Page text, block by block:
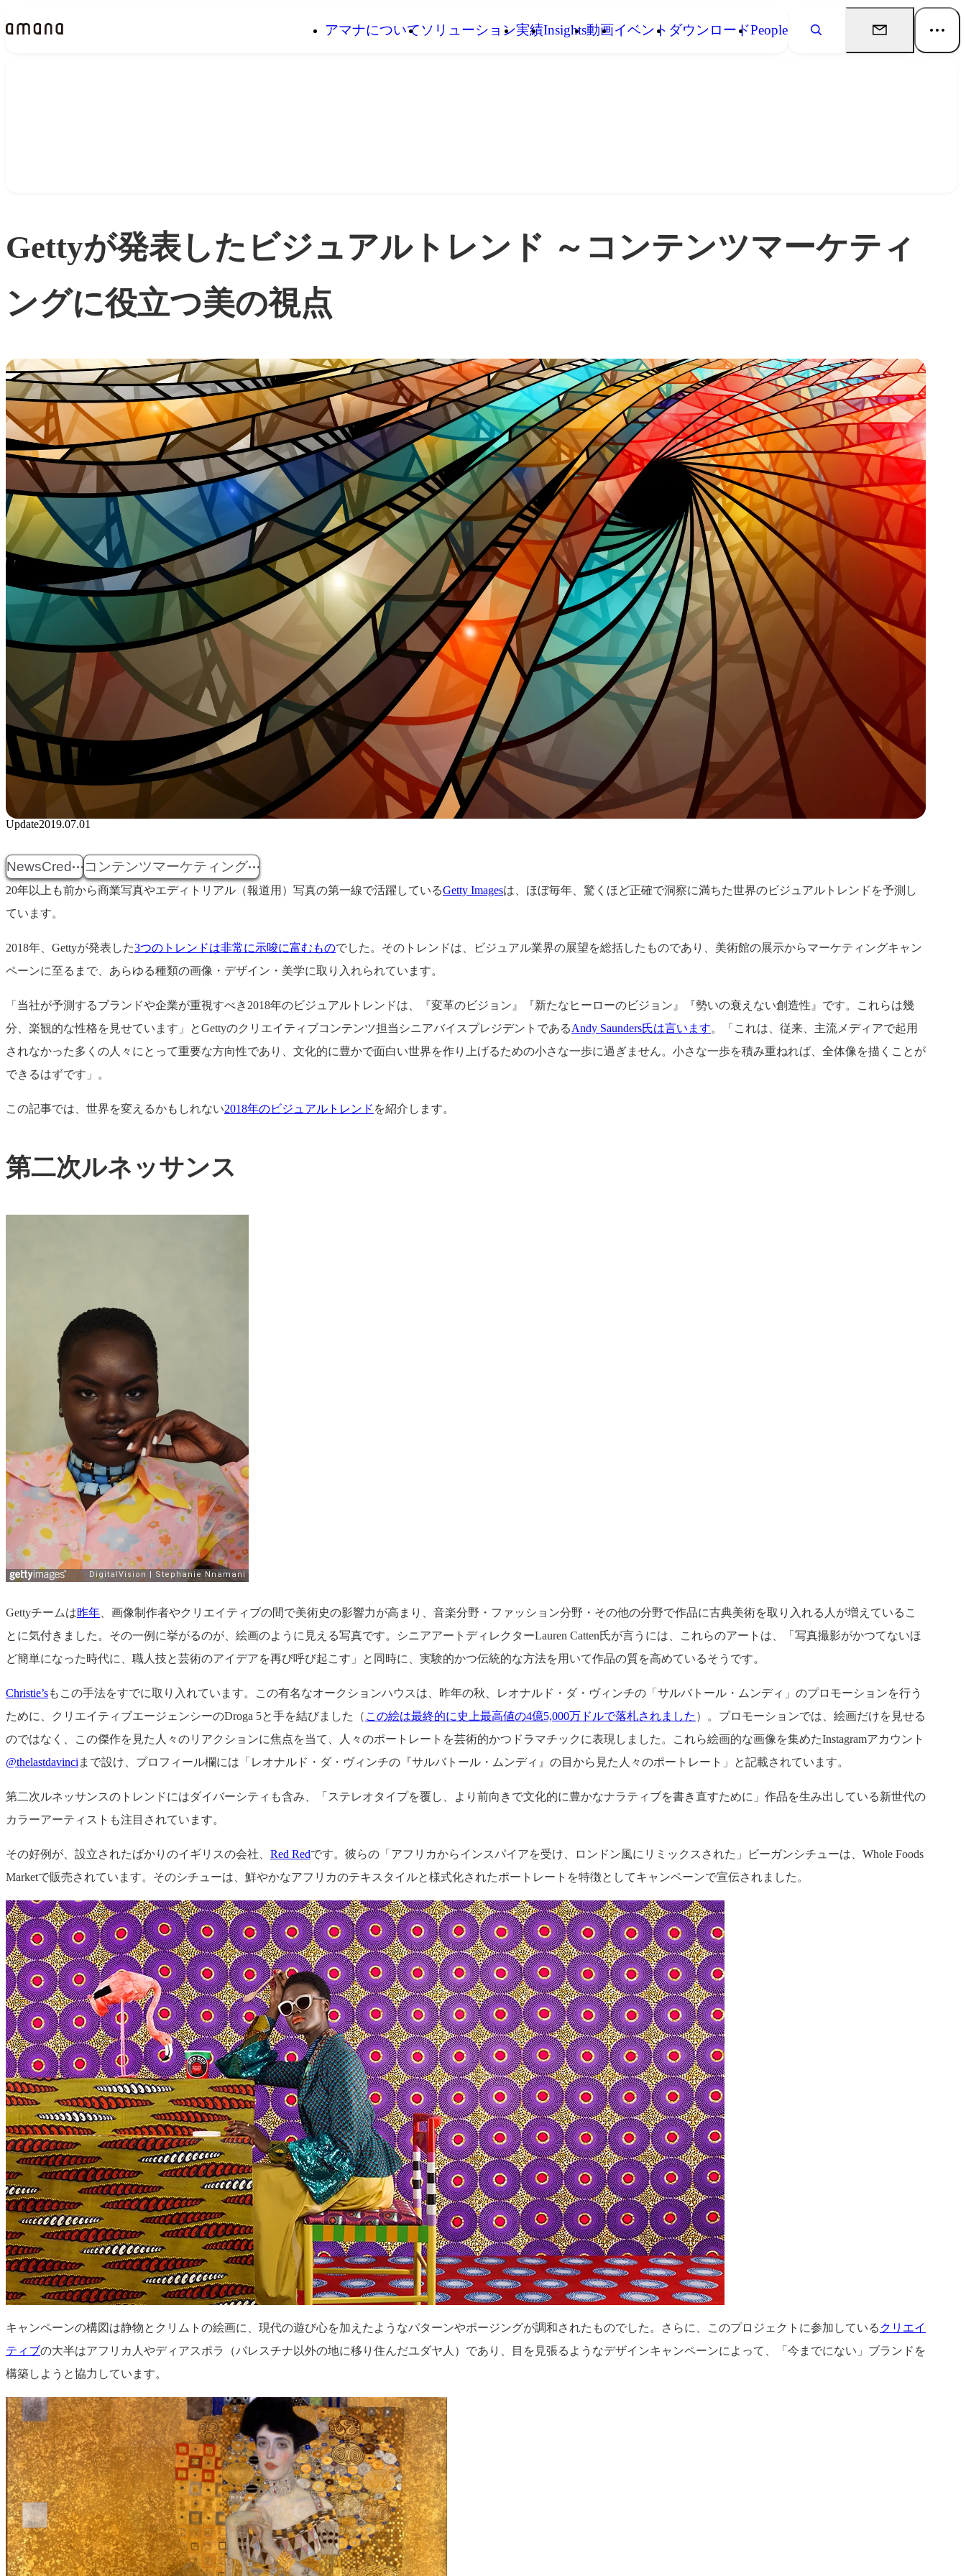
アマナについてソリューション実績Insights動画イベント ダウンロードPeople
Gettyが発表したビジュアルトレンド ～コンテンツマーケティ
ングに役立つ美の視点
Update2019.07.01
NewsCred コンテンツマーケティング
20年以上も前から商業写真やエディトリアル（報道用）写真の第一線で活躍しているGetty Imagesは、ほぼ毎年、驚くほど正確で洞察に満ちた世界のビジュアルトレンドを予測し
ています。
2018年、Gettyが発表した3つのトレンドは非常に示唆に富むものでした。そのトレンドは、ビジュアル業界の展望を総括したものであり、美術館の展示からマーケティングキャン
ペーンに至るまで、あらゆる種類の画像・デザイン・美学に取り入れられています。
「当社が予測するブランドや企業が重視すべき2018年のビジュアルトレンドは、『変革のビジョン』『新たなヒーローのビジョン』『勢いの衰えない創造性』です。これらは幾
分、楽観的な性格を見せています」とGettyのクリエイティブコンテンツ担当シニアバイスプレジデントであるAndy Saunders氏は言います。「これは、従来、主流メディアで起用
されなかった多くの人々にとって重要な方向性であり、文化的に豊かで面白い世界を作り上げるための小さな一歩に過ぎません。小さな一歩を積み重ねれば、全体像を描くことが
できるはずです」。
この記事では、世界を変えるかもしれない2018年のビジュアルトレンド を紹介します。
第二次ルネッサンス
Gettyチームは昨年 、画像制作者やクリエイティブの間で美術史の影響力が高まり、音楽分野・ファッション分野・その他の分野で作品に古典美術を取り入れる人が増えているこ
とに気付きました。その一例に挙がるのが、絵画のように見える写真です。シニアアートディレクターLauren Catten氏が言うには、これらのアートは、「写真撮影がかつてないほ
ど簡単になった時代に、職人技と芸術のアイデアを再び呼び起こす」と同時に、実験的かつ伝統的な方法を用いて作品の質を高めているそうです。
Christie’sもこの手法をすでに取り入れています。この有名なオークションハウスは、昨年の秋、レオナルド・ダ・ヴィンチの「サルバトール・ムンディ」のプロモーションを行う
ために、クリエイティブエージェンシーのDroga 5と手を結びました（ この絵は最終的に史上最高値の4億5,000万ドルで落札されました ）。プロモーションでは、絵画だけを見せる
のではなく、この傑作を見た人々のリアクションに焦点を当て、人々のポートレートを芸術的かつドラマチックに表現しました。これら絵画的な画像を集めたInstagramアカウント
@thelastdavinci まで設け、プロフィール欄には「レオナルド・ダ・ヴィンチの『サルバトール・ムンディ』の目から見た人々のポートレート」と記載されています。
第二次ルネッサンスのトレンドにはダイバーシティも含み、「ステレオタイプを覆し、より前向きで文化的に豊かなナラティブを書き直すために」作品を生み出している新世代の
カラーアーティストも注目されています。
その好例が、設立されたばかりのイギリスの会社、 Red Redです。彼らの「アフリカからインスパイアを受け、ロンドン風にリミックスされた」ビーガンシチューは、Whole Foods
Marketで販売されています。そのシチューは、鮮やかなアフリカのテキスタイルと様式化されたポートレートを特徴としてキャンペーンで宣伝されました。
キャンペーンの構図は静物とクリムトの絵画に、現代の遊び心を加えたようなパターンやポージングが調和されたものでした。さらに、このプロジェクトに参加している クリエイ
ティブの大半はアフリカ人やディアスポラ（パレスチナ以外の地に移り住んだユダヤ人）であり、目を見張るようなデザインキャンペーンによって、「今までにない」ブランドを
構築しようと協力しています。